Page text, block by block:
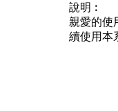
說明︰
親愛的使
續使用本